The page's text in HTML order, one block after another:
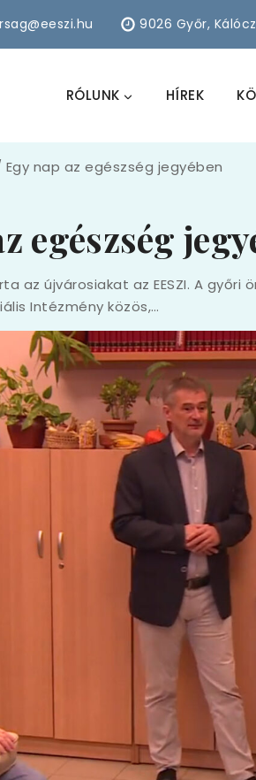
9026 Győr,
RÓLUNK HÍREK
Egy nap az egészség jegyében
egészség
az újvárosiakat az EESZI. A
Intézmény közös,…